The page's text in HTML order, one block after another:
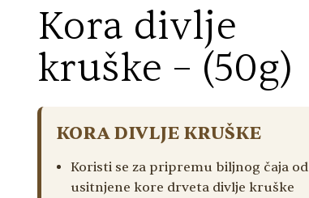
Kora divlje
kruške – (50g)
KORA DIVLJE KRUŠKE
Koristi se za pripremu biljnog čaja od
usitnjene kore drveta divlje kruške